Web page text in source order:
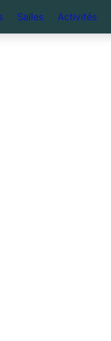
Salles Activités